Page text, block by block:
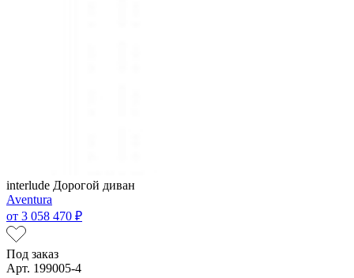
interlude Дорогой диван
Aventura
от 3 058 470 ₽
Под заказ
Арт. 199005-4